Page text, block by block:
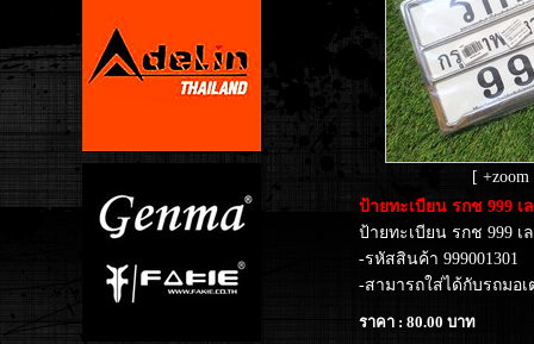
[ +zoom
ป้ายทะเบียน รกช 999 เ
ป้ายทะเบียน รกช 999 เ
-รหัสสินค้า 999001301
-สามารถใส่ได้กับรถมอ
ราคา : 80.00 บาท